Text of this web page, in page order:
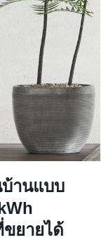
บ้านแบบ
ยายได้